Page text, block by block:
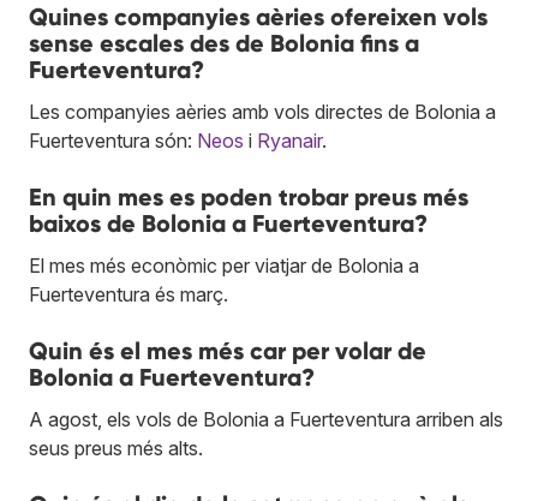
Quines companyies aèries ofereixen vols
sense escales des de Bolonia fins a
Fuerteventura?
Les companyies aèries amb vols directes de Bolonia a
Fuerteventura són: Neos i Ryanair.
En quin mes es poden trobar preus més
baixos de Bolonia a Fuerteventura?
El mes més econòmic per viatjar de Bolonia a
Fuerteventura és març.
Quin és el mes més car per volar de
Bolonia a Fuerteventura?
A agost, els vols de Bolonia a Fuerteventura arriben als
seus preus més alts.